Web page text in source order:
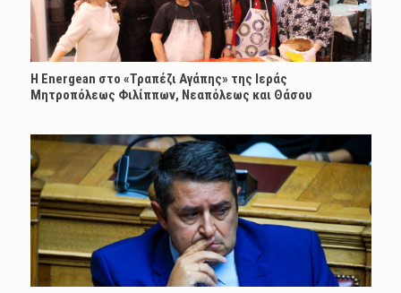
H Energean στο «Τραπέζι Αγάπης» της Ιεράς
Μητροπόλεως Φιλίππων, Νεαπόλεως και Θάσου